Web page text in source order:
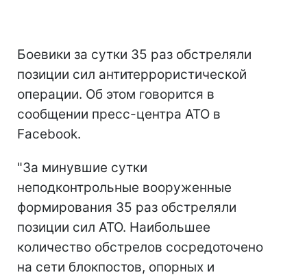
Боевики за сутки 35 раз обстреляли
позиции сил антитеррористической
операции. Об этом говорится в
сообщении пресс-центра АТО в
Facebook.
"За минувшие сутки
неподконтрольные вооруженные
формирования 35 раз обстреляли
позиции сил АТО. Наибольшее
количество обстрелов сосредоточено
на сети блокпостов, опорных и